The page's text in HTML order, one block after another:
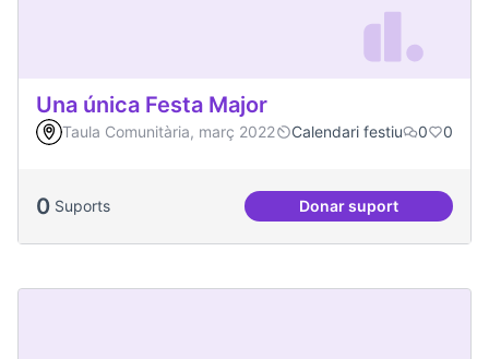
Una única Festa Major
Taula Comunitària, març 2022 Calendari festiu 0 0
0 Suports Donar suportUna única Festa